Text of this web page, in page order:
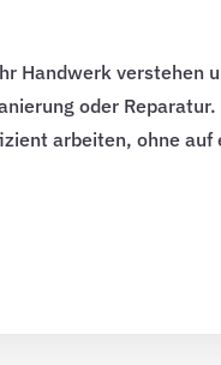
Handwerk verstehen
oder
arbeiten, ohne